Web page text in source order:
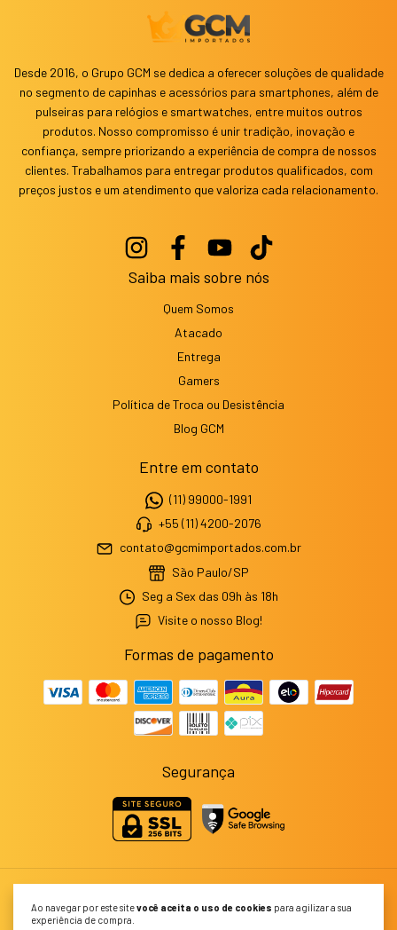
Ao navegar por este sitevocê aceita o uso de cookies para agilizar a sua
experiência de compra.
Desde 2016, o Grupo GCM se dedica a oferecer soluções de qualidade
no segmento de capinhas e acessórios para smartphones, além de
pulseiras para relógios e smartwatches, entre muitos outros
produtos. Nosso compromisso é unir tradição, inovação e
confiança, sempre priorizando a experiência de compra de nossos
clientes. Trabalhamos para entregar produtos qualificados, com
preços justos e um atendimento que valoriza cada relacionamento.
Saiba mais sobre nós
Quem Somos
Atacado
Entrega
Gamers
Política de Troca ou Desistência
Blog GCM
Entre em contato
(11) 99000-1991
+55 (11) 4200-2076
contato@gcmimportados.com.br
São Paulo/SP
Seg a Sex das 09h às 18h
Visite o nosso Blog!
Formas de pagamento
Segurança
Importados